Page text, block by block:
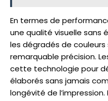
En termes de
une qualité visuelle sans
les dégradés de
remarquable précision.
cette technologie pour
élaborés sans jamais
longévité de l’impression.